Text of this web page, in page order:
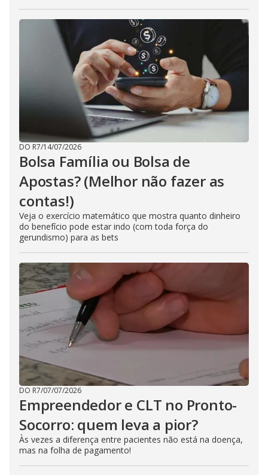
DO R7/14/07/2026
Bolsa Família ou Bolsa de
Apostas? (Melhor não fazer as
contas!)
Veja o exercício matemático que mostra quanto dinheiro
do benefício pode estar indo (com toda força do
gerundismo) para as bets
DO R7/07/07/2026
Empreendedor e CLT no Pronto-
Socorro: quem leva a pior?
Às vezes a diferença entre pacientes não está na doença,
mas na folha de pagamento!